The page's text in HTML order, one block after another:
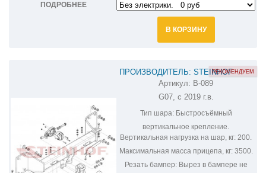
ПОДРОБНЕЕ
В КОРЗИНУ
ПРОИЗВОДИТЕЛЬ: STEINHOF
ФАРКОП НА BMW X7 B-089
Артикул: B-089
G07, с 2019 г.в.
Тип шара:Быстросъёмный
вертикальное крепление.
Вертикальная нагрузка на шар, кг: 200.
Максимальная масса прицепа, кг:3500.
Резать бампер:Вырез в бампере не
РЕКОМЕНДУЕМ